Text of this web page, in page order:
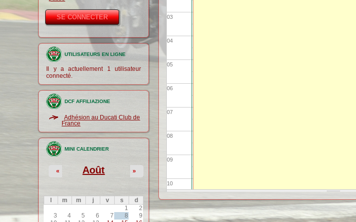
UTILISATEURS EN LIGNE
Il y a actuellement 1 utilisateur
connecté.
DCF AFFILIAZIONE
Adhésion au Ducati Club de
France
MINI CALENDRIER
Août
« »
m m j v s
d
1
2
3
4 5 6 7 8
9
03
04
05
06
07
08
09
10